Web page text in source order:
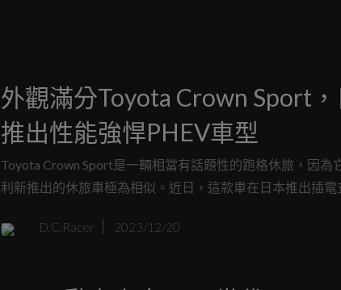
外觀滿分Toyota Crown Sport
推出性能強悍PHEV車型
Toyota Crown Sport是一輛相當有話題性的跑格休旅，因為
利新推出的休旅車極為相似。近日，這款車在日本推出插電
置、純電行駛距離更長。Crown Sport PHEV是Crown全車
D.C.Racer 2023/12/20